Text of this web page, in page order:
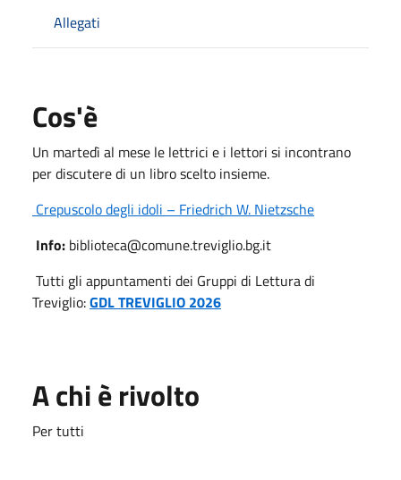
Allegati
Cos'è
Un martedì al mese le lettrici e i lettori si incontrano
per discutere di un libro scelto insieme.
Crepuscolo degli idoli – Friedrich W. Nietzsche
Info: biblioteca@comune.treviglio.bg.it
Tutti gli appuntamenti dei Gruppi di Lettura di
Treviglio:GDL TREVIGLIO 2026
A chi è rivolto
Per tutti